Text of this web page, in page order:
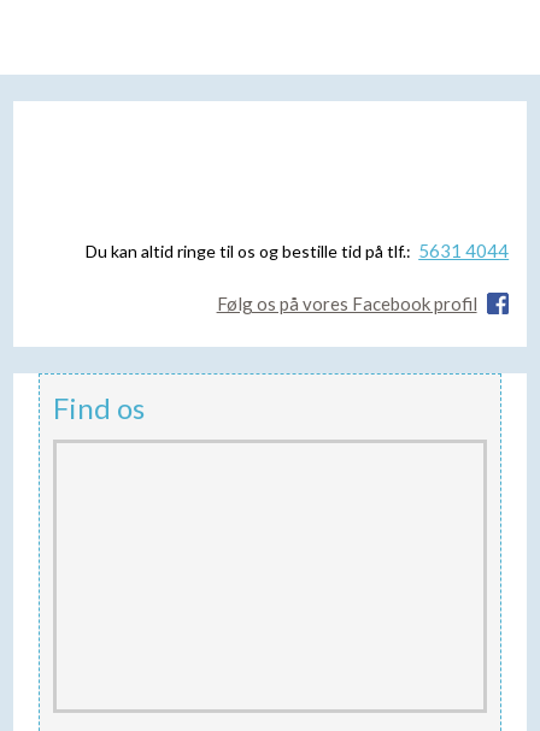
Du kan altid ringe til os og bestille tid på tlf.: 5631 4044
Følg os på vores Facebook profil
Find os